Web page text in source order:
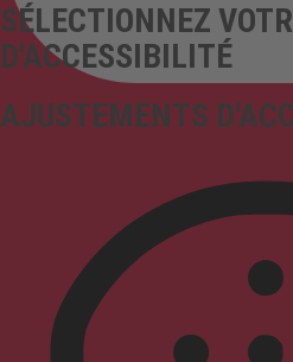
AJUSTEMENTS
SÉLECTIONNEZ
D'ACCESSIBILITÉ